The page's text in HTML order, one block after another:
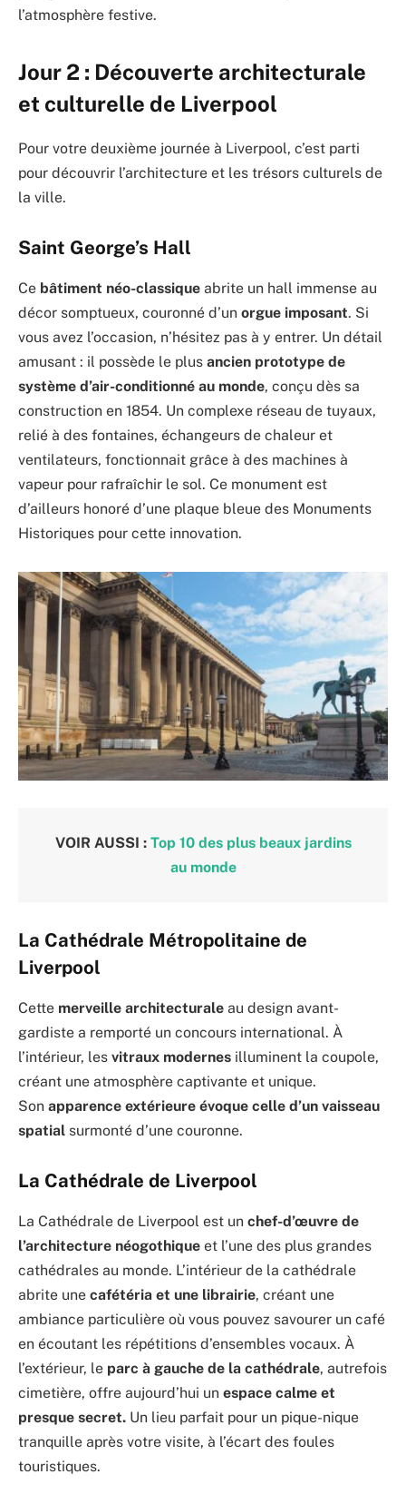
l’atmosphère festive.
Jour 2 : Découverte architecturale
et culturelle de Liverpool
Pour votre deuxième journée à Liverpool, c’est parti
pour découvrir l’architecture et les trésors culturels de
la ville.
Saint George’s Hall
Ce bâtiment néo-classique abrite un hall immense au
décor somptueux, couronné d’un orgue imposant. Si
vous avez l’occasion, n’hésitez pas à y entrer. Un détail
amusant : il possède le plus ancien prototype de
système d’air-conditionné au monde, conçu dès sa
construction en 1854. Un complexe réseau de tuyaux,
relié à des fontaines, échangeurs de chaleur et
ventilateurs, fonctionnait grâce à des machines à
vapeur pour rafraîchir le sol. Ce monument est
d’ailleurs honoré d’une plaque bleue des Monuments
Historiques pour cette innovation.
VOIR AUSSI : Top 10 des plus beaux jardins
au monde
La Cathédrale Métropolitaine de
Liverpool
Cette merveille architecturale au design avant-
gardiste a remporté un concours international. À
l’intérieur, les vitraux modernes illuminent la coupole,
créant une atmosphère captivante et unique.
Son apparence extérieure évoque celle d’un vaisseau
spatial surmonté d’une couronne.
La Cathédrale de Liverpool
La Cathédrale de Liverpool est un chef-d’œuvre de
l’architecture néogothique et l’une des plus grandes
cathédrales au monde. L’intérieur de la cathédrale
abrite une cafétéria et une librairie, créant une
ambiance particulière où vous pouvez savourer un café
en écoutant les répétitions d’ensembles vocaux. À
l’extérieur, le parc à gauche de la cathédrale, autrefois
cimetière, offre aujourd’hui un espace calme et
presque secret. Un lieu parfait pour un pique-nique
tranquille après votre visite, à l’écart des foules
touristiques.